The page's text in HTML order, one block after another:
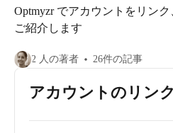
Optmyzr でアカウントをリン
ご紹介します
2 人の著者 26件の記事
アカウントのリン